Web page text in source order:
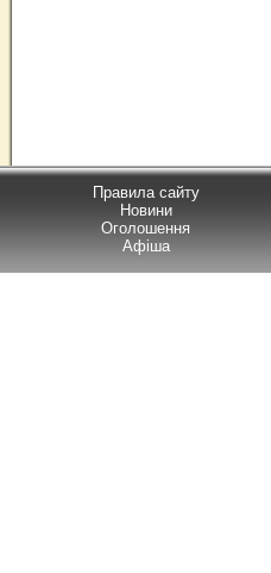
Правила сайту
Новини
Оголошення
Афіша